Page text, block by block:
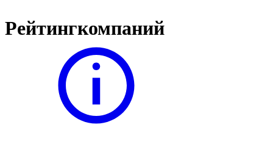
Рейтингкомпаний